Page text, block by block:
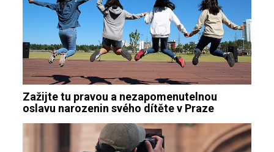
Zažijte tu pravou a nezapomenutelnou
oslavu narozenin svého dítěte v Praze